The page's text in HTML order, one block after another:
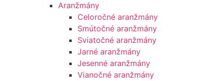
Aranžmány
Celoročné aranžmány
Smútočné aranžmány
Sviatočné aranžmány
Jarné aranžmány
Jesenné aranžmány
Vianočné aranžmány